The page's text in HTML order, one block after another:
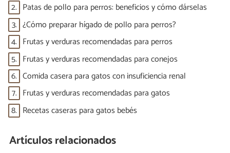
2. Patas de pollo para perros: beneficios y cómo dárselas
3. ¿Cómo preparar hígado de pollo para perros?
4. Frutas y verduras recomendadas para perros
5. Frutas y verduras recomendadas para conejos
6. Comida casera para gatos con insuficiencia renal
7. Frutas y verduras recomendadas para gatos
8. Recetas caseras para gatos bebés
Artículos relacionados